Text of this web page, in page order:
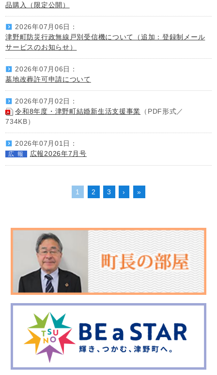
品購入（限定公開）
2026年07月06日：
津野町防災行政無線戸別受信機について（追加：登録制メール
サービスのお知らせ）
2026年07月06日：
墓地改葬許可申請について
2026年07月02日：
令和8年度・津野町結婚新生活支援事業 （PDF形式／
734KB）
2026年07月01日：
広報 広報2026年7月号
1 2 3 › »